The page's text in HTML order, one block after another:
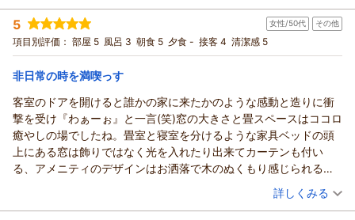
重なご意見・ご感想を頂戴いたしまして、誠にありがとうござ
います。「また利用したい」とのお言葉を励みに、今後もより
快適にお寛ぎいただける宿を目指してまいります。
ONSEN RYOKAN 由縁 札幌 宿泊マネージャー
う、日々精進して参ります。またお近くにお越しの際は、当館
にお立ち寄り頂けますと幸いに存じます。
改めまして、この度は心温まるご感想をお寄せくださいました
こと、深く感謝申し上げます。再びお会いできますことを愉し
みに、一同心よりお待ちしております。
（返信日：2026/05/17）
宿泊時期： 2026年05月宿泊 (家族旅行)
投稿者： ステラさん
宿泊プラン： 【じゃらんスペシャルウィーク】じゃらん限定◆事前カード決
済だからお得！◆素泊まり
トリプル 食事なし
宿泊価格帯： 11,001～12,000円(大人一人あたり/税込)
ONSEN RYOKAN 由縁 札幌からの返信
ステラ様
この度はONSEN RYOKAN 由縁 札幌へご宿泊いただき、誠にあ
りがとうございます。
館内や客室でのご滞在をはじめ、眺望やウェルカムドリンク、
湯上がりアイスなど、多岐にわたりご満足いただけたご様子を
拝読し、大変嬉しく存じます。
5 女性/50代 その他
項目別評価： 部屋 5 風呂 3 朝食 5 夕食 - 接客 4 清潔感 5
非日常の時を満喫っす
客室のドアを開けると誰かの家に来たかのような感動と造りに衝
撃を受け『わぁーぉ』と一言(笑)窓の大きさと畳スペースはココロ
癒やしの場でしたね。畳室と寝室を分けるような家具ベッドの頭
上にある窓は飾りではなく光を入れたり出来てカーテンも付い
る、アメニティのデザインはお洒落で木のぬくもり感じられる客
室も。あえてココは改善してもらえたら、テレビの配置場所が…
畳室からの角度が遠く感じました。 アロマオイル薫る部屋も新
（投稿日：2026/05/09）
宿泊時期： 2026年04月宿泊 (その他)
詳しくみる